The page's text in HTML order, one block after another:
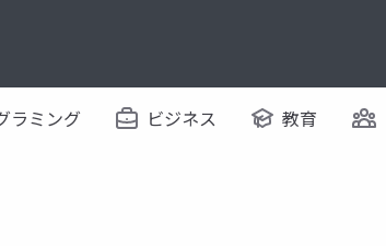
ラミング ビジネス 教育